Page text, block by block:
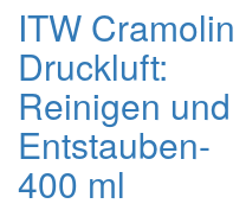
ITW Cramolin
Druckluft:
Reinigen und
Entstauben-
400 ml